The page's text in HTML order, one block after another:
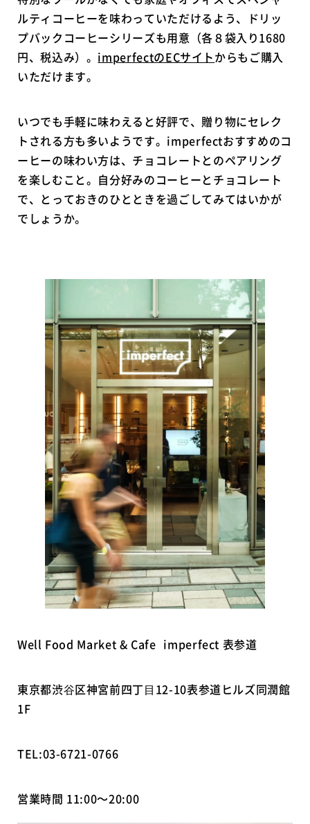
ルティコーヒーを味わっていただけるよう、ドリッ
プバックコーヒーシリーズも用意（各８袋入り1680
円、税込み）。 imperfectのECサイトからもご購入
いただけます。
いつでも手軽に味わえると好評で、贈り物にセレク
トされる方も多いようです。imperfectおすすめのコ
ーヒーの味わい方は、チョコレートとのペアリング
を楽しむこと。自分好みのコーヒーとチョコレート
で、とっておきのひとときを過ごしてみてはいかが
でしょうか。
Well Food Market & Cafe imperfect 表参道
東京都渋⾕区神宮前四丁⽬12-10表参道ヒルズ同潤館
1F
TEL:03-6721-0766
営業時間 11:00～20:00